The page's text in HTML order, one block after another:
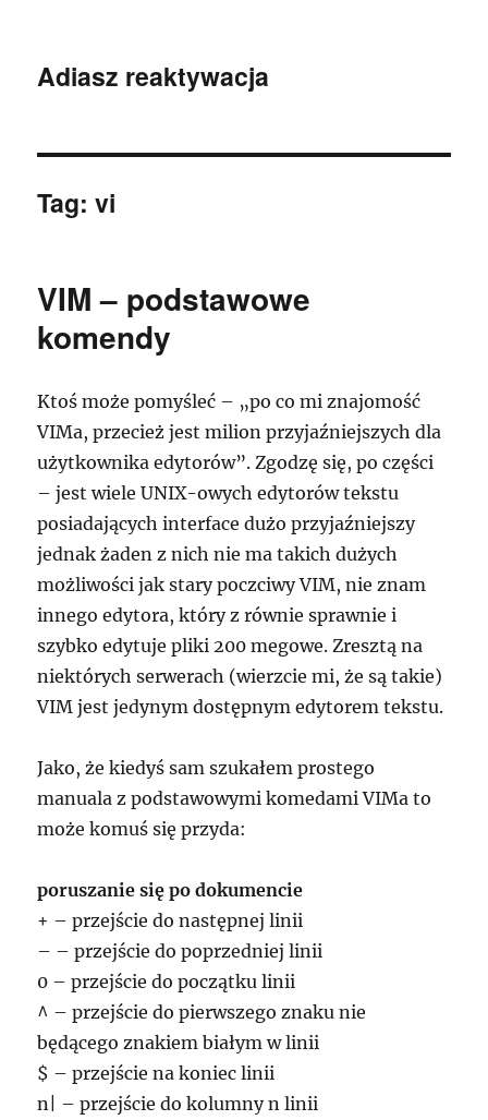
Adiasz reaktywacja
Tag:vi
VIM – podstawowe
komendy
Ktoś może pomyśleć – „po co mi znajomość
VIMa, przecież jest milion przyjaźniejszych dla
użytkownika edytorów”. Zgodzę się, po części
– jest wiele UNIX-owych edytorów tekstu
posiadających interface dużo przyjaźniejszy
jednak żaden z nich nie ma takich dużych
możliwości jak stary poczciwy VIM, nie znam
innego edytora, który z równie sprawnie i
szybko edytuje pliki 200 megowe. Zresztą na
niektórych serwerach (wierzcie mi, że są takie)
VIM jest jedynym dostępnym edytorem tekstu.
Jako, że kiedyś sam szukałem prostego
manuala z podstawowymi komedami VIMa to
może komuś się przyda:
poruszanie się po dokumencie
+ – przejście do następnej linii
– – przejście do poprzedniej linii
0 – przejście do początku linii
^ – przejście do pierwszego znaku nie
będącego znakiem białym w linii
$ – przejście na koniec linii
n| – przejście do kolumny n linii